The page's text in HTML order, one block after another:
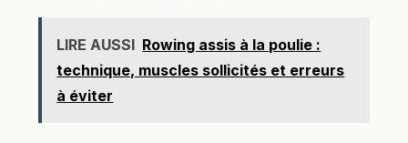
LIRE AUSSI Rowing assis à la poulie :
technique, muscles sollicités et erreurs
à éviter